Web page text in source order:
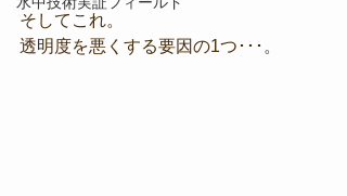
そしてこれ。
透明度を悪くする要因の1つ･･･。